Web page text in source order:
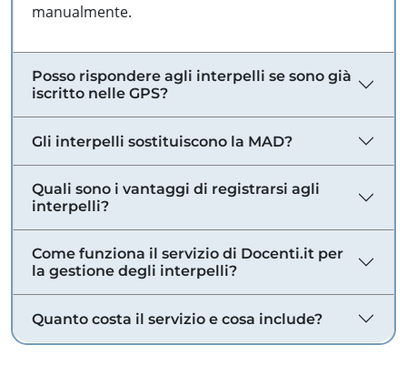
manualmente.
Posso rispondere agli interpelli se sono già
iscritto nelle GPS?
Gli interpelli sostituiscono la MAD?
Quali sono i vantaggi di registrarsi agli
interpelli?
Come funziona il servizio di Docenti.it per
la gestione degli interpelli?
Quanto costa il servizio e cosa include?